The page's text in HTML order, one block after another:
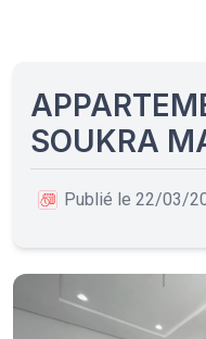
SOUKRA
Publié le 22/03/